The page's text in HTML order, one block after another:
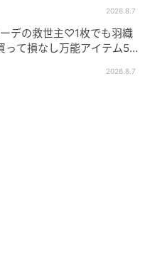
2026.8.7
デの救世主♡1枚でも羽織
って損なし万能アイテム5
2026.8.7